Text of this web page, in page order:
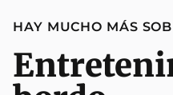
HAY MUCHO MÁS